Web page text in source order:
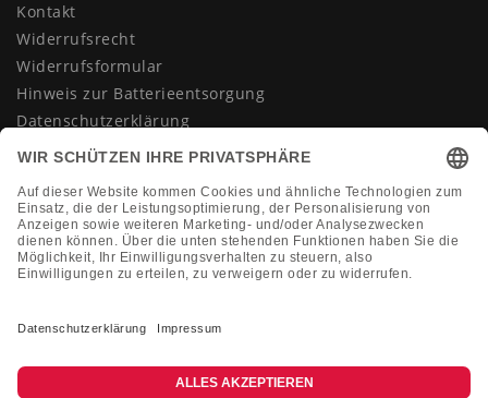
Kontakt
Widerrufsrecht
Widerrufsformular
Hinweis zur Batterieentsorgung
Datenschutzerklärung
AGB
Vertrag widerrufen
KONTAKT
+49 (0)2133 210433
shop@dienadel.de
Kieler Str. 18 - 41540 Dormagen